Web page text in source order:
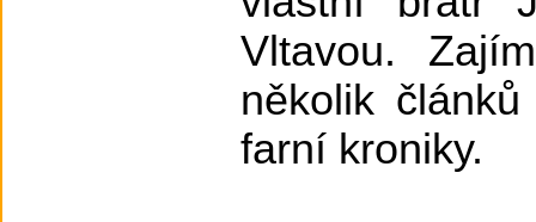
Vltavou.
několik
farní kroniky.